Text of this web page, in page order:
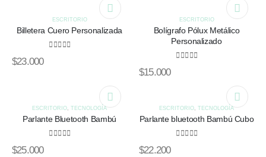
ESCRITORIO
Billetera Cuero Personalizada
$23.000
ESCRITORIO
Bolígrafo Pólux Metálico
Personalizado
$15.000
ESCRITORIO TECNOLOGÍA
Parlante Bluetooth Bambú
$25.000
ESCRITORIO TECNOLOGÍA
Parlante bluetooth Bambú Cubo
$22.200